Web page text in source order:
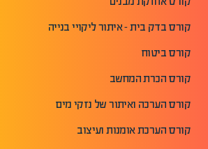
קורס בדק בית - איתור ליקויי בנייה
קורס ביטוח
קורס הכרת המחשב
קורס הערכה ואיתור של נזקי מים
קורס הערכת אומנות ועיצוב